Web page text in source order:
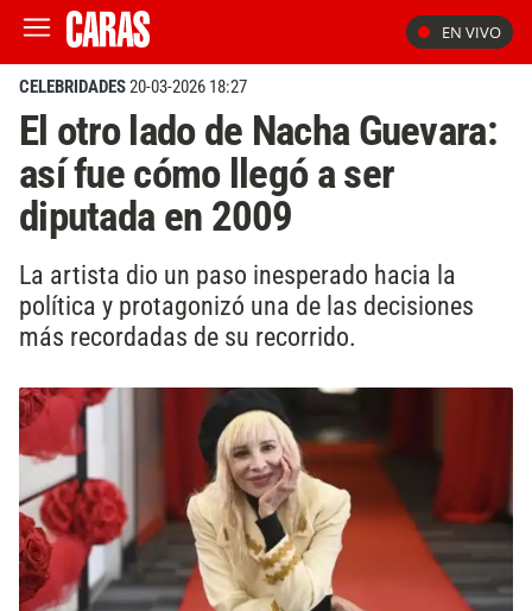
EN VIVO
CELEBRIDADES20-03-2026 18:27
El otro lado de Nacha Guevara:
así fue cómo llegó a ser
diputada en 2009
La artista dio un paso inesperado hacia la
política y protagonizó una de las decisiones
más recordadas de su recorrido.